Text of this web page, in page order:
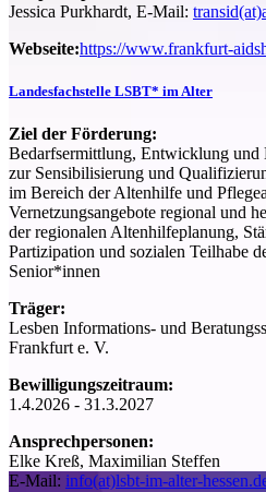
Jessica Purkhardt, E-Mail:
Webseite:https://www.frankfurt-
Landesfachstelle LSBT* im Alter
Ziel der Förderung:
Bedarfsermittlung, Entwicklung
zur Sensibilisierung und
im Bereich der Altenhilfe und
Vernetzungsangebote regional und
der regionalen Altenhilfeplanung,
Partizipation und sozialen Teilhabe
Senior*innen
Träger:
Lesben Informations-​ und
Frankfurt e. V.
Bewilligungszeitraum:
1.4.2026 - 31.3.2027
Ansprechpersonen:
Elke Kreß, Maximilian Steffen
E-Mail: info(at)lsbt-im-alter-